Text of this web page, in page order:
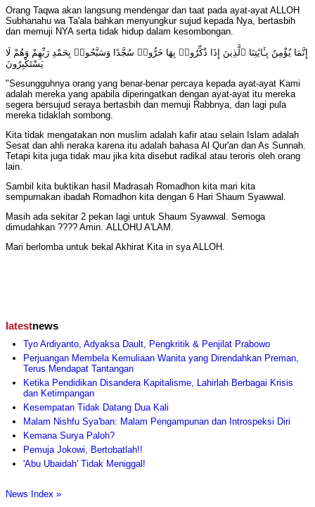
Orang Taqwa akan langsung mendengar dan taat pada ayat-ayat ALLOH
Subhanahu wa Ta'ala bahkan menyungkur sujud kepada Nya, bertasbih
dan memuji NYA serta tidak hidup dalam kesombongan.
إِنَّمَا يُؤْمِنُ بِـَٔايَٰتِنَا ٱلَّذِينَ إِذَا ذُكِّرُوا۟ بِهَا خَرُّوا۟ سُجَّدًا وَسَبَّحُوا۟ بِحَمْدِ رَبِّهِمْ وَهُمْ لَا
يَسْتَكْبِرُونَ
"Sesungguhnya orang yang benar-benar percaya kepada ayat-ayat Kami
adalah mereka yang apabila diperingatkan dengan ayat-ayat itu mereka
segera bersujud seraya bertasbih dan memuji Rabbnya, dan lagi pula
mereka tidaklah sombong.
Kita tidak mengatakan non muslim adalah kafir atau selain Islam adalah
Sesat dan ahli neraka karena itu adalah bahasa Al Qur'an dan As Sunnah.
Tetapi kita juga tidak mau jika kita disebut radikal atau teroris oleh orang
lain.
Sambil kita buktikan hasil Madrasah Romadhon kita mari kita
sempurnakan ibadah Romadhon kita dengan 6 Hari Shaum Syawwal.
Masih ada sekitar 2 pekan lagi untuk Shaum Syawwal. Semoga
dimudahkan ???? Amin. ALLOHU A'LAM.
Mari berlomba untuk bekal Akhirat Kita in sya ALLOH.
latestnews
Tyo Ardiyanto, Adyaksa Dault, Pengkritik & Penjilat Prabowo
Perjuangan Membela Kemuliaan Wanita yang Direndahkan Preman,
Terus Mendapat Tantangan
Ketika Pendidikan Disandera Kapitalisme, Lahirlah Berbagai Krisis
dan Ketimpangan
Kesempatan Tidak Datang Dua Kali
Malam Nishfu Sya'ban: Malam Pengampunan dan Introspeksi Diri
Kemana Surya Paloh?
Pemuja Jokowi, Bertobatlah!!
'Abu Ubaidah' Tidak Meniggal!
News Index »